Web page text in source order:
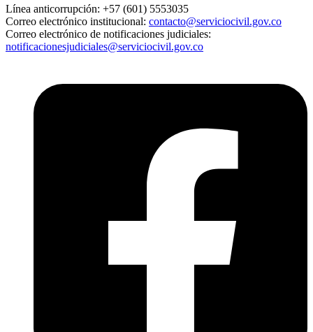
Línea anticorrupción: +57 (601) 5553035
Correo electrónico institucional: contacto@serviciocivil.gov.co
Correo electrónico de notificaciones judiciales:
notificacionesjudiciales@serviciocivil.gov.co